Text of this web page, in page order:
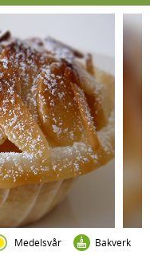
Medelsvår Bakverk